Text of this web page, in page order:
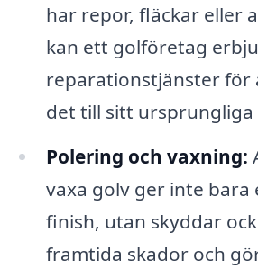
har repor, fläckar eller
kan ett golföretag
reparationstjänster för
det till sitt ursprungliga
Polering och vaxning:
vaxa golv ger inte bara
finish, utan skyddar
framtida skador och